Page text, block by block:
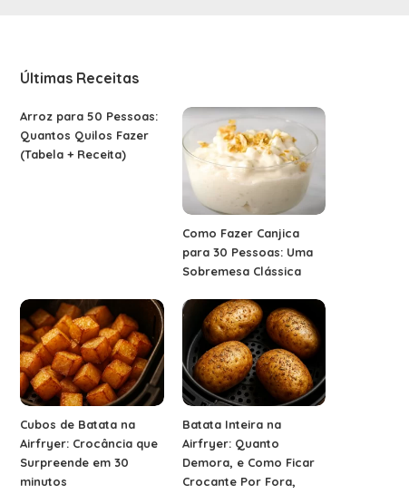
Últimas Receitas
Arroz para 50 Pessoas:
Quantos Quilos Fazer
(Tabela + Receita)
Como Fazer Canjica
para 30 Pessoas: Uma
Sobremesa Clássica
Cubos de Batata na
Airfryer: Crocância que
Surpreende em 30
minutos
Batata Inteira na
Airfryer: Quanto
Demora, e Como Ficar
Crocante Por Fora,